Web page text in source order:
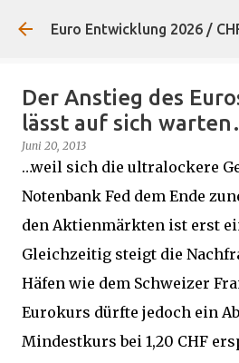
Direkt zum
Euro Entwicklung 2026 /
Der Anstieg des
lässt auf sich
Juni 20, 2013
…weil sich die ultralockere
Notenbank Fed dem Ende
den Aktienmärkten ist erst
Gleichzeitig steigt die
Häfen wie dem Schweizer
Eurokurs dürfte jedoch ein
Mindestkurs bei 1,20 CHF